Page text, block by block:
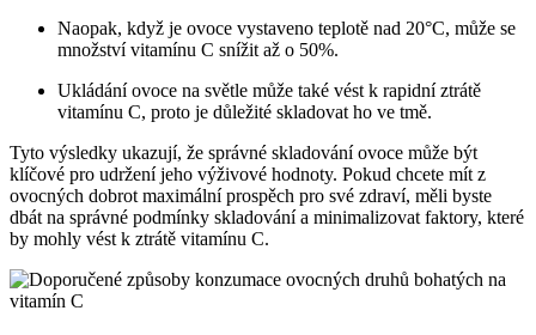
Naopak, když je ovoce vystaveno teplotě nad 20°C, může se
množství vitamínu C snížit až o 50%.
Ukládání ovoce na světle může také vést k rapidní ztrátě
vitamínu C, proto je důležité skladovat ho ve tmě.
Tyto výsledky ukazují, že správné skladování ovoce může být
klíčové pro udržení jeho výživové hodnoty. Pokud chcete mít z
ovocných dobrot maximální prospěch pro své zdraví, měli byste
dbát na správné podmínky skladování a minimalizovat faktory, které
by mohly vést k ztrátě vitamínu C.